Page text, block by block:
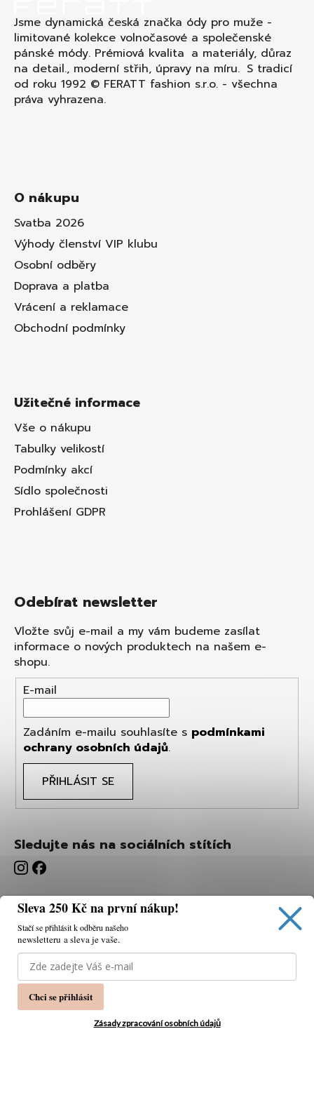
Používáme cookies, abychom vám umožnili pohodlné
prohlížení webu a díky analýze webu neustále zlepšovat
jeho funkce, výkon a použitelnost.
Jsme dynamická česká značka ódy pro muže -
limitované kolekce volnočasové a společenské
pánské módy. Prémiová kvalita a materiály, důraz
na detail., moderní střih, úpravy na míru. S tradicí
od roku 1992 © FERATT fashion s.r.o. - všechna
práva vyhrazena.
O nákupu
Svatba 2026
Výhody členství VIP klubu
Osobní odběry
Doprava a platba
Vrácení a reklamace
Obchodní podmínky
Užitečné informace
Vše o nákupu
Tabulky velikostí
Podmínky akcí
Sídlo společnosti
Prohlášení GDPR
Odebírat newsletter
Vložte svůj e-mail a my vám budeme zasílat
informace o nových produktech na našem e-
shopu.
E-mail
Zadáním e-mailu souhlasíte s podmínkami
ochrany osobních údajů.
PŘIHLÁSIT SE
Sledujte nás na sociálních stítích
Sleva 250 Kč na první nákup!
Stačí se přihlásit k odběru našeho
newsletteru a sleva je vaše.
Chci se přihlásit
Zásady zpracování osobních údajů